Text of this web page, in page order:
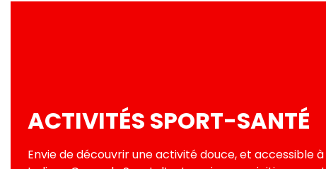
ACTIVITÉS SPORT-SANTÉ
Envie de découvrir une activité douce, et accessible